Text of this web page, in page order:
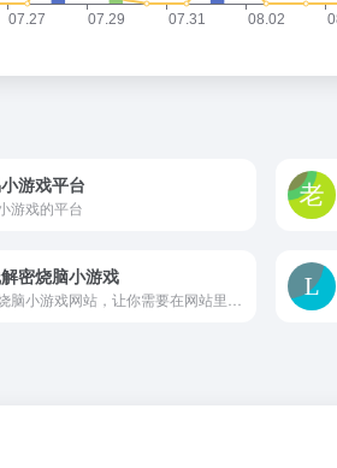
游戏平台
游戏的平台
密烧脑小游戏